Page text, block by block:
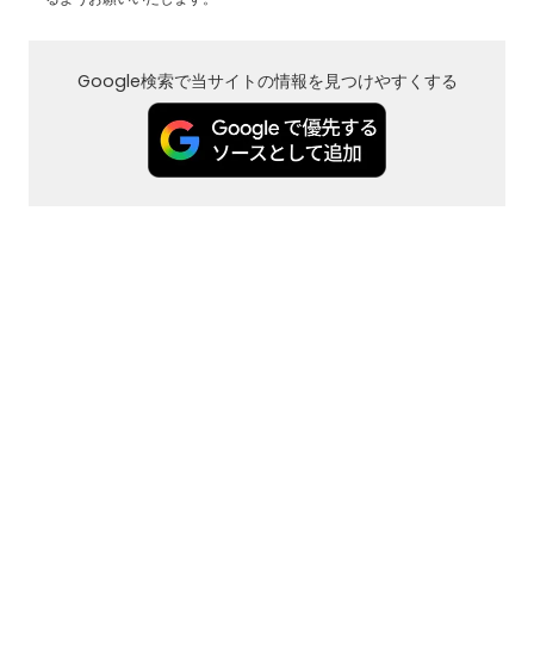
Google検索で当サイトの情報を見つけやすくする